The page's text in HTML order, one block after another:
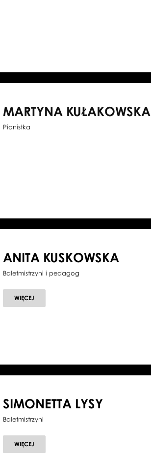
MARTYNA KUŁAKOWSKA
Pianistka
ANITA KUSKOWSKA
Baletmistrzyni i pedagog
WIĘCEJ
ANITA
SIMONETTA LYSY
Baletmistrzyni
WIĘCEJ
SIMONETTA